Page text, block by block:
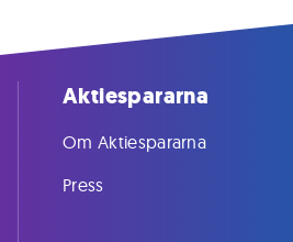
Aktiespararna
Om Aktiespararna
Press